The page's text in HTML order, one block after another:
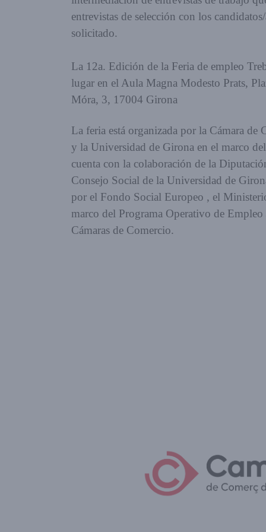
entrevistas de selección con los
solicitado.
La 12a. Edición de la Feria de empleo
lugar en el Aula Magna Modesto Prats,
Móra, 3, 17004 Girona
La feria está organizada por la Cámara de
y la Universidad de Girona en el marco
cuenta con la colaboración de la
Consejo Social de la Universidad de
por el Fondo Social Europeo , el
marco del Programa Operativo de
Cámaras de Comercio.